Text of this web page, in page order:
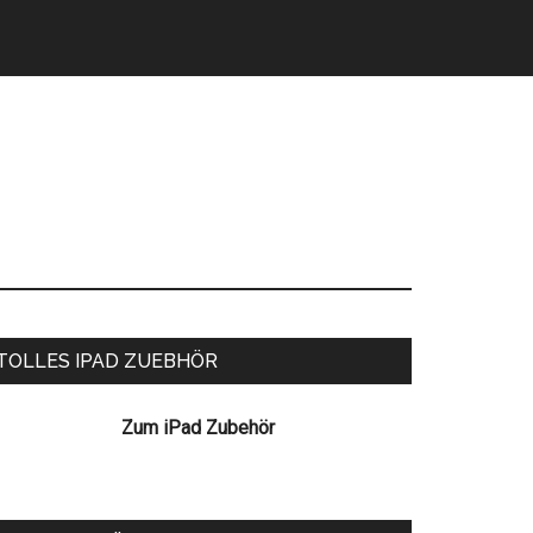
IPAD ZUEBHÖR
Zum iPad Zubehör